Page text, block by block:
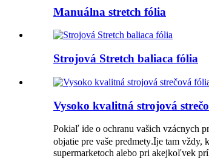
Manuálna stretch fólia
Strojová Stretch baliaca fólia
Vysoko kvalitná strojová
Pokiaľ ide o ochranu vašich vzácnych
objatie pre vaše predmety.Ije tam vždy,
supermarketoch alebo pri akejkoľvek